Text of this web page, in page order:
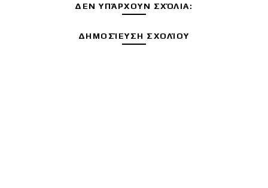
ΔΕΝ ΥΠΆΡΧΟΥΝ ΣΧΌΛΙΑ:
ΔΗΜΟΣΊΕΥΣΗ ΣΧΟΛΊΟΥ